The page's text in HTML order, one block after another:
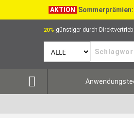
AKTION Sommerprämien:
20% günstiger durch Direktvertrieb